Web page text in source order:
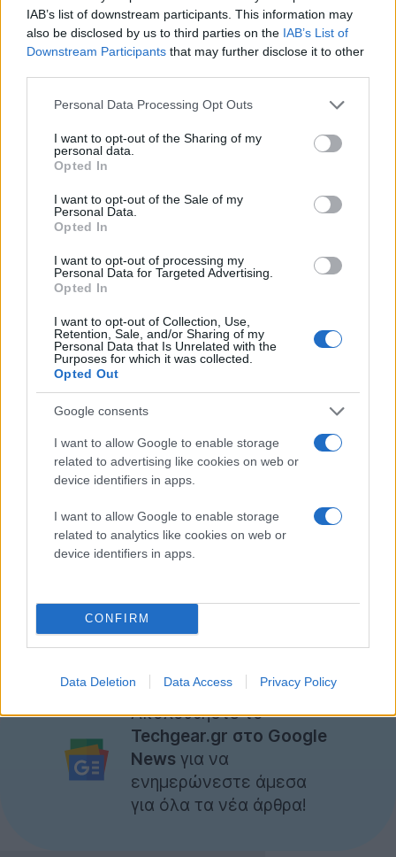
IAB’s list of downstream participants. This information may
also be disclosed by us to third parties on the IAB’s List of
Downstream Participants that may further disclose it to other
Please note that this website/app uses one or more Google
not limited to your visit or usage behaviour. You may click to
grant or deny consent to Google and its third-party tags to
use your data for below specified purposes in below Google
consent section.
Personal Data Processing Opt Outs
I want to opt-out of the Sharing of my
personal data.
Opted In
I want to opt-out of the Sale of my
Personal Data.
Opted In
I want to opt-out of processing my
Personal Data for Targeted Advertising.
Opted In
I want to opt-out of Collection, Use,
Retention, Sale, and/or Sharing of my
Personal Data that Is Unrelated with the
Purposes for which it was collected.
Opted Out
Google consents
I want to allow Google to enable storage
related to advertising like cookies on web or
device identifiers in apps.
I want to allow Google to enable storage
related to analytics like cookies on web or
device identifiers in apps.
CONFIRM
Data Deletion Data Access Privacy Policy
ΟθόνηGorilla Glass 3.7''ανάλυσης 854 x 480
Επεξεργαστής 800MHz
Λειτουργικό σύστημαAndroid 2.1
Πληκτρολόγιο Swype
Κάμερα 5MP με flash και σταθεροποιητή εικόνας
Επιταχυντόμετρο
HSDPA (900 / 2100 MHZ), GSM/EDGE (850 / 900 /
1800 / 1900 MHz)
A-GPS
Υποδοχή ακουστικών 3.5mm
Stereo Bluetooth
512MB RAM, 2GB ROM
Μπαταρία 1540mAh
Διαστάσεις: 107 x 59 x 13.4 mm
Αναμένεται στην Ευρώπη στο τέλος του 2010, αλλά
δεν έχει γίνει ακόμα γνωστή η τιμή του.
Ακολουθήστε το
Techgear.gr στο Google
News για να
ενημερώνεστε άμεσα
για όλα τα νέα άρθρα!